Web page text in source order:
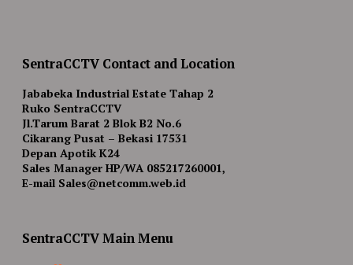
SentraCCTV Contact and Location
Jababeka Industrial Estate Tahap 2
Ruko SentraCCTV
Jl.Tarum Barat 2 Blok B2 No.6
Cikarang Pusat – Bekasi 17531
Depan Apotik K24
Sales Manager HP/WA 085217260001,
E-mail Sales@netcomm.web.id
SentraCCTV Main Menu